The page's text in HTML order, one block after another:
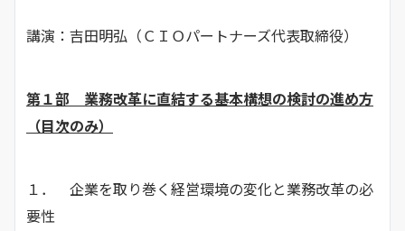
講演：吉田明弘（ＣＩＯパートナーズ代表取締役）
第１部 業務改革に直結する基本構想の検討の進め方
（目次のみ）
１． 企業を取り巻く経営環境の変化と業務改革の必
要性